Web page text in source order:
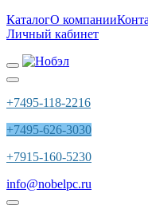
КаталогО компании
Личный кабинет
+7495-118-2216
+7495-626-3030
+7915-160-5230
info@nobelpc.ru